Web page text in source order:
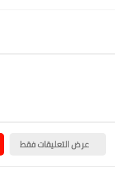
عرض التعليقات فقط